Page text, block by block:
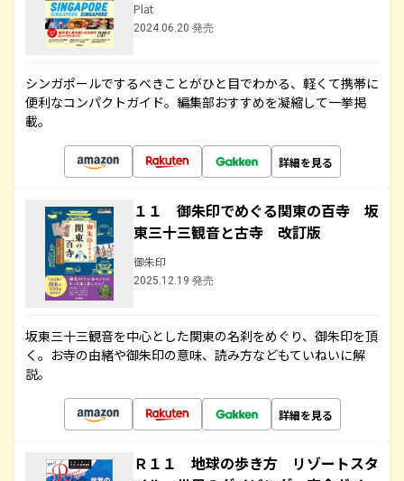
Plat
2024.06.20 発売
シンガポールでするべきことがひと目でわかる、軽くて携帯に
便利なコンパクトガイド。編集部おすすめを凝縮して一挙掲
載。
詳細を見る
１１ 御朱印でめぐる関東の百寺 坂
東三十三観音と古寺 改訂版
御朱印
2025.12.19 発売
坂東三十三観音を中心とした関東の名刹をめぐり、御朱印を頂
く。お寺の由緒や御朱印の意味、読み方などもていねいに解
説。
詳細を見る
Ｒ１１ 地球の歩き方 リゾートスタ